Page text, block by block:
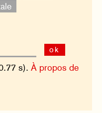
ok
s).À propos de